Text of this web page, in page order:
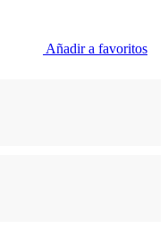
Añadir a favoritos